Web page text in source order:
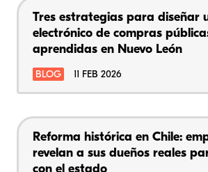
Tres estrategias para diseñar
electrónico de compras
aprendidas en Nuevo León
BLOG 11 FEB 2026
Reforma histórica en Chile:
revelan a sus dueños reales